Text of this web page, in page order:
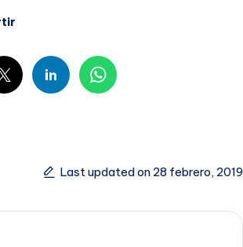
Last updated on 28 febrero, 2019